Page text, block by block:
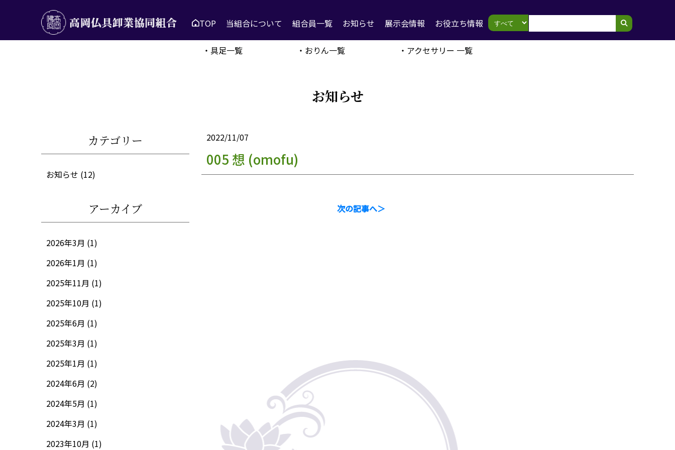
TOP 当組合について 組合員一覧 お知らせ 展示会情報 お役立ち情報
・具足一覧 ・おりん一覧 ・アクセサリー 一覧
お知らせ
カテゴリー
お知らせ (12)
アーカイブ
2026年3月 (1)
2026年1月 (1)
2025年11月 (1)
2025年10月 (1)
2025年6月 (1)
2025年3月 (1)
2025年1月 (1)
2024年6月 (2)
2024年5月 (1)
2024年3月 (1)
2023年10月 (1)
2022/11/07
005 想 (omofu)
次の記事へ＞